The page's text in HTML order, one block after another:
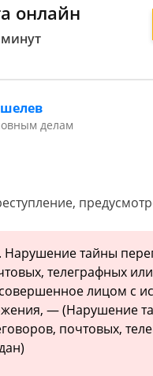
онлайн
минут
делам
Нарушение тайны
телеграфных
лицом с
— (Нарушение
почтовых,